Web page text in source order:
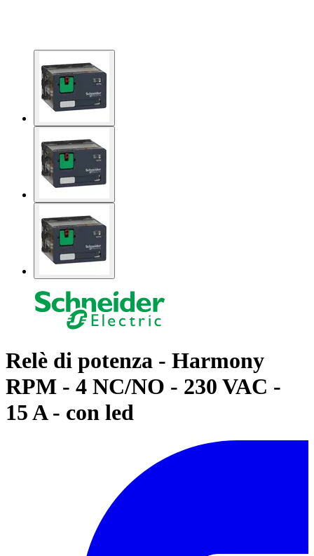
Relè di potenza - Harmony
RPM - 4 NC/NO - 230 VAC -
15 A - con led